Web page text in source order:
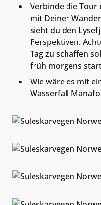
Verbinde die Tour
mit Deiner
sieht du den
Perspektiven.
Tag zu schaffen
früh morgens
Wie wäre es mit
Wasserfall